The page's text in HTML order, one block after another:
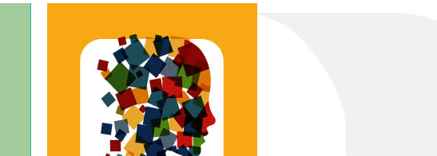
Tracce Dinamiche è una
rassegna di teatro
d’innovazione e sperimentale.
Continua